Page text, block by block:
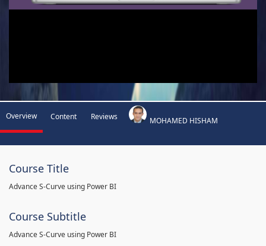
Overview Content Reviews MOHAMED HISHAM
Course Title
Advance S-Curve using Power BI
Course Subtitle
Advance S-Curve using Power BI